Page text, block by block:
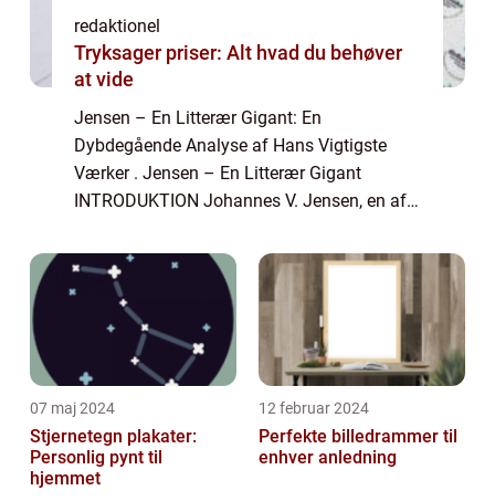
redaktionel
Tryksager priser: Alt hvad du behøver
at vide
Jensen – En Litterær Gigant: En
Dybdegående Analyse af Hans Vigtigste
Værker . Jensen – En Litterær Gigant
INTRODUKTION Johannes V. Jensen, en af
er kendt for sine bøger, der ofte bevæger sig
inde...
07 maj 2024
Stjernetegn plakater:
Personlig pynt til
hjemmet
12 februar 2024
Perfekte billedrammer til
enhver anledning